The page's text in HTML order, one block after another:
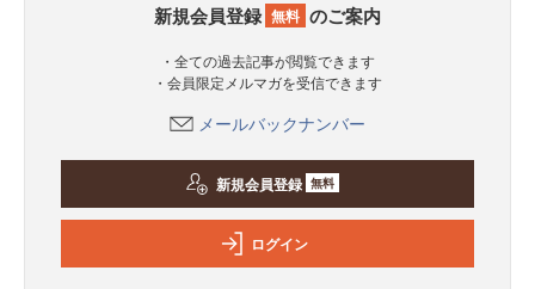
新規会員登録 無料 のご案内
・全ての過去記事が閲覧できます
・会員限定メルマガを受信できます
メールバックナンバー
新規会員登録 無料
ログイン